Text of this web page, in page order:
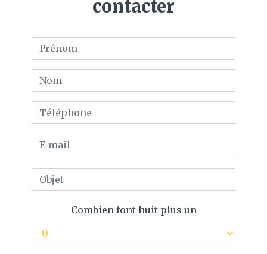
contacter
Combien font huit plus un